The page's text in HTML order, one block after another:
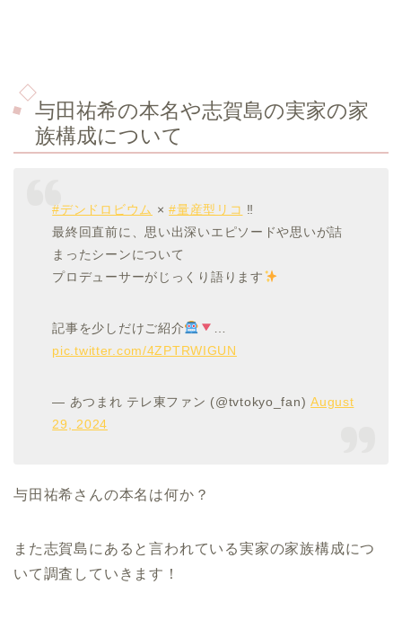
与田祐希の本名や志賀島の実家の家
族構成について
#デンドロビウム ×#量産型リコ ‼
最終回直前に、思い出深いエピソードや思いが詰
まったシーンについて
プロデューサーがじっくり語ります
記事を少しだけご紹介
pic.twitter.com/4ZPTRWIGUN
— あつまれ テレ東ファン (@tvtokyo_fan)August
29, 2024
与田祐希さんの本名は何か？
また志賀島にあると言われている実家の家族構成につ
いて調査していきます！